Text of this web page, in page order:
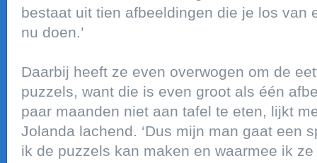
bestaat uit tien afbeeldingen die je los van
nu doen.’
Daarbij heeft ze even overwogen om de
puzzels, want die is even groot als één
paar maanden niet aan tafel te eten, lijkt
Jolanda lachend. ‘Dus mijn man gaat een
ik de puzzels kan maken en waarmee ik